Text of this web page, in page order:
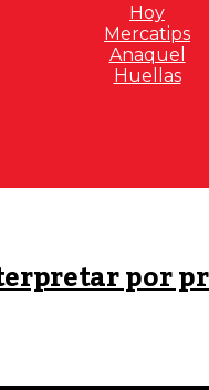
Hoy
Mercatips
Anaquel
Huellas
por